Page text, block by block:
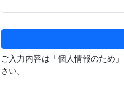
ご入力内容は「個人情報のため
さい。